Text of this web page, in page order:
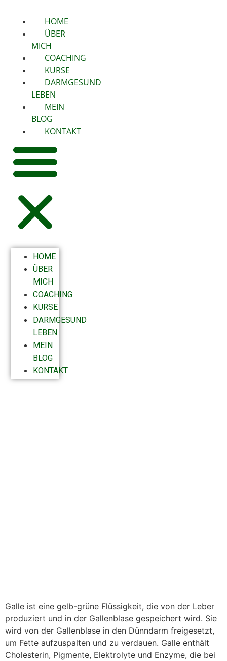
HOME
ÜBER
MICH
COACHING
KURSE
DARMGESUND
LEBEN
MEIN
BLOG
KONTAKT
HOME
ÜBER
MICH
COACHING
KURSE
DARMGESUND
LEBEN
MEIN
BLOG
KONTAKT
Galle ist eine gelb-grüne Flüssigkeit, die von der Leber
produziert und in der Gallenblase gespeichert wird. Sie
wird von der Gallenblase in den Dünndarm freigesetzt,
um Fette aufzuspalten und zu verdauen. Galle enthält
Cholesterin, Pigmente, Elektrolyte und Enzyme, die bei